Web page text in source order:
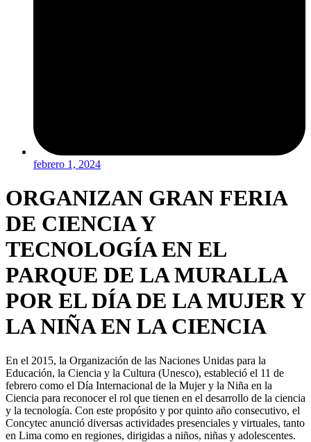
febrero 1, 2024
ORGANIZAN GRAN FERIA
DE CIENCIA Y
TECNOLOGÍA EN EL
PARQUE DE LA MURALLA
POR EL DÍA DE LA MUJER Y
LA NIÑA EN LA CIENCIA
En el 2015, la Organización de las Naciones Unidas para la
Educación, la Ciencia y la Cultura (Unesco), estableció el 11 de
febrero como el Día Internacional de la Mujer y la Niña en la
Ciencia para reconocer el rol que tienen en el desarrollo de la ciencia
y la tecnología. Con este propósito y por quinto año consecutivo, el
Concytec anunció diversas actividades presenciales y virtuales, tanto
en Lima como en regiones, dirigidas a niños, niñas y adolescentes.